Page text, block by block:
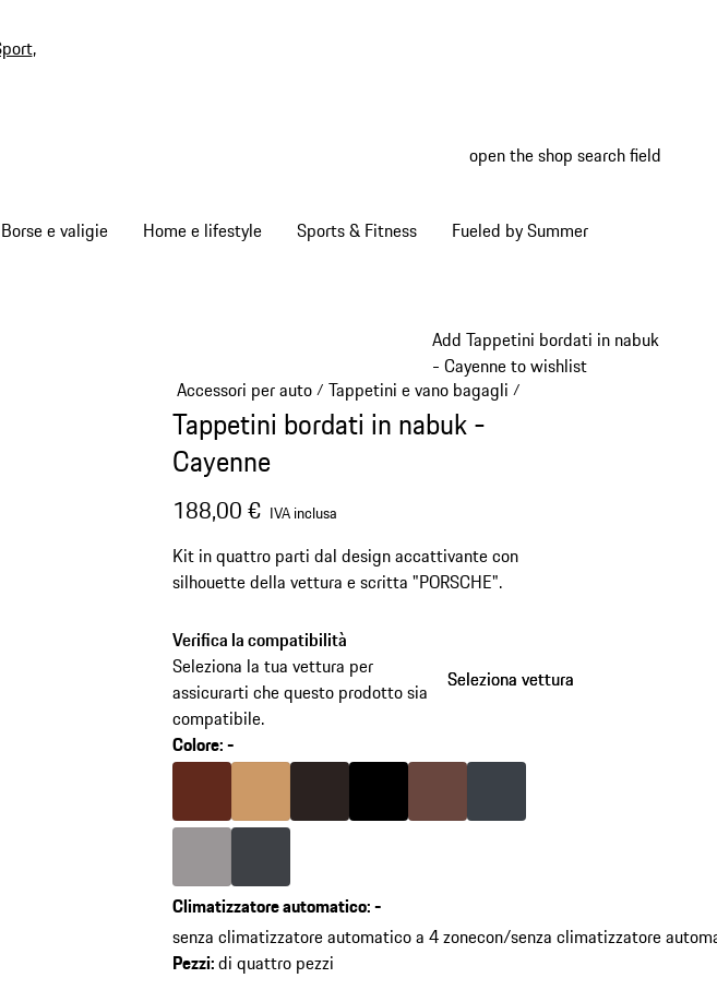
,
open the shop search field
Borse e valigie Home e lifestyle Sports & Fitness Fueled by Summer
Add Tappetini bordati in nabuk
- Cayenne to wishlist
Accessori per auto/ Tappetini e vano bagagli /
Tappetini bordati in nabuk -
Cayenne
188,00 € IVA inclusa
Kit in quattro parti dal design accattivante con
silhouette della vettura e scritta "PORSCHE".
Verifica la compatibilità
Seleziona la tua vettura per
assicurarti che questo prodotto sia
compatibile.
Seleziona vettura
Seleziona vettura
Colore:-
le
(Colore)
Colore Sombra
Colore Beige Luxor
Colore Espresso
Colore Nero
Colore Marrone Tartufo
Colore Blue Graphite
Grigio Platino
Colore Grigio Ardesia
alle
varianti
Climatizzatore automatico:-
senza climatizzatore automatico a 4 zonecon/senza climatizzatore
Pezzi:di quattro pezzi